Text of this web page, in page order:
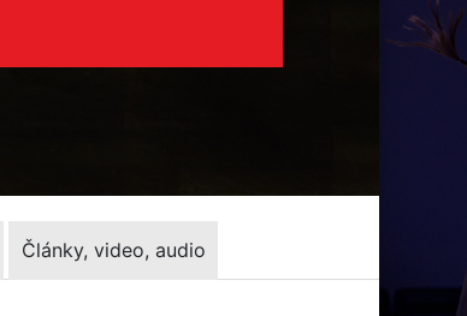
Články, video, audio